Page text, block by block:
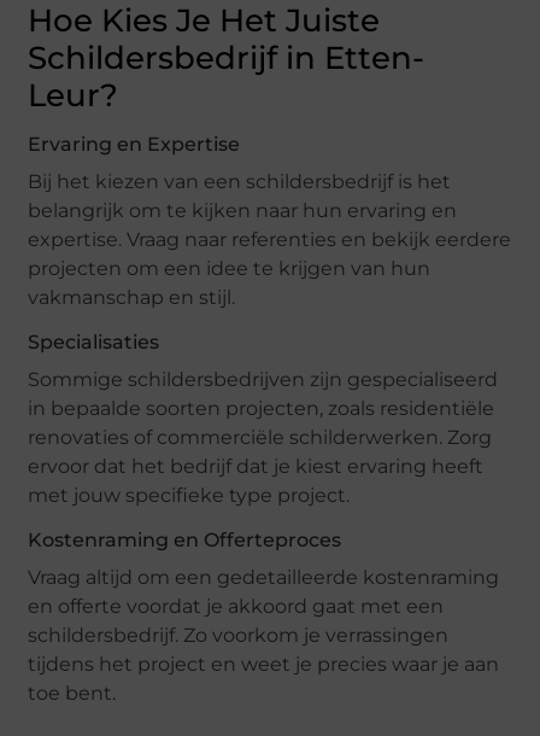
Hoe Kies Je Het Juiste
Schildersbedrijf in Etten-
Leur?
Ervaring en Expertise
Bij het kiezen van een schildersbedrijf is het
belangrijk om te kijken naar hun ervaring en
expertise. Vraag naar referenties en bekijk eerdere
projecten om een idee te krijgen van hun
vakmanschap en stijl.
Specialisaties
Sommige schildersbedrijven zijn gespecialiseerd
in bepaalde soorten projecten, zoals residentiële
renovaties of commerciële schilderwerken. Zorg
ervoor dat het bedrijf dat je kiest ervaring heeft
met jouw specifieke type project.
Kostenraming en Offerteproces
Vraag altijd om een gedetailleerde kostenraming
en offerte voordat je akkoord gaat met een
schildersbedrijf. Zo voorkom je verrassingen
tijdens het project en weet je precies waar je aan
toe bent.